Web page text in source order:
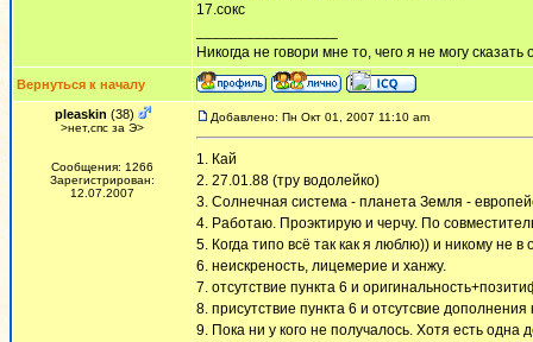
17.сокс
Никогда не говори мне то, чего я не могу
Вернуться к началу
pleaskin (38)
>нет,спс за Э>
Сообщения: 1266
Зарегистрирован:
12.07.2007
Добавлено: Пн Окт 01, 2007 11:10 am
1. Кай
2. 27.01.88 (тру водолейко)
3. Солнечная система - планета Земля -
4. Работаю. Проэктирую и черчу. По
5. Когда типо всё так как я люблю)) и никому
6. неискреность, лицемерие и ханжу.
7. отсутствие пункта 6 и
8. присутствие пункта 6 и отсутсвие дополнения
9. Пока ни у кого не получалось. Хотя есть